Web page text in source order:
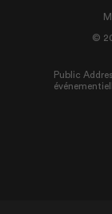
©
Public